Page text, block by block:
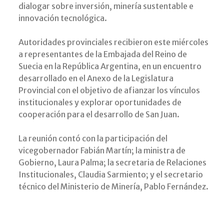
dialogar sobre inversión, minería sustentable e
innovación tecnológica.
Autoridades provinciales recibieron este miércoles
a representantes de la Embajada del Reino de
Suecia en la República Argentina, en un encuentro
desarrollado en el Anexo de la Legislatura
Provincial con el objetivo de afianzar los vínculos
institucionales y explorar oportunidades de
cooperación para el desarrollo de San Juan.
La reunión contó con la participación del
vicegobernador Fabián Martín; la ministra de
Gobierno, Laura Palma; la secretaria de Relaciones
Institucionales, Claudia Sarmiento; y el secretario
técnico del Ministerio de Minería, Pablo Fernández.